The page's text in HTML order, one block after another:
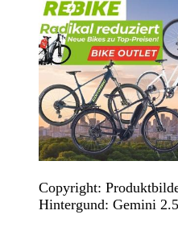
Copyright:
Hintergund: Gemini